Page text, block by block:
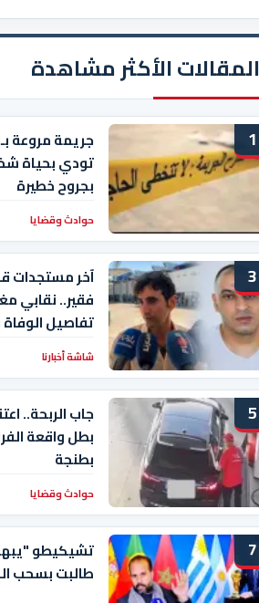
المقالات الأكثر مشاهدة
1
جريمة مروعة
بجروح خطيرة
حوادث وقضايا
3
آخر مستجدات
فقير.. نقابي
تفاصيل الوفاة
شاشة أخبارنا
5
جاب الربحة..
بطل واقعة
بطنجة
حوادث وقضايا
7
تشيكيطو
طالبت بسحب